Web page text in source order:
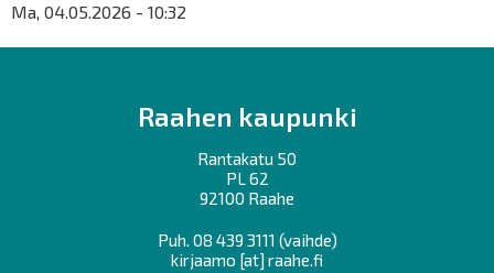
Ma, 04.05.2026 - 10:32
Raahen kaupunki
Rantakatu 50
PL 62
92100 Raahe
Puh. 08 439 3111 (vaihde)
kirjaamo [at] raahe.fi